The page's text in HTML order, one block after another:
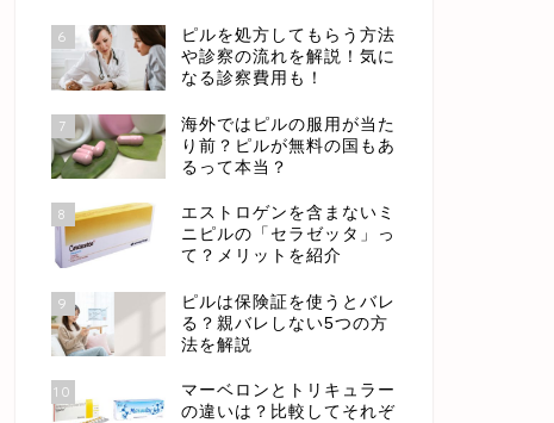
6
ピルを処方してもらう方法
や診察の流れを解説！気に
なる診察費用も！
7
海外ではピルの服用が当た
り前？ピルが無料の国もあ
るって本当？
8
エストロゲンを含まないミ
ニピルの「セラゼッタ」っ
て？メリットを紹介
9
ピルは保険証を使うとバレ
る？親バレしない5つの方
法を解説
10
マーベロンとトリキュラー
の違いは？比較してそれぞ